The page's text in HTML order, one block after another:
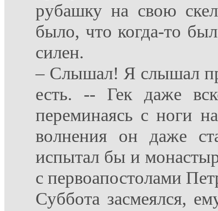
рубашку на свою
было, что когда-то
силен.
– Слышал! Я слышал
есть. -- Гек даже
переминаясь с ноги
волнения он даже
испытал бы и
с первоапостолами
Суббота засмеялся,